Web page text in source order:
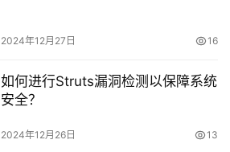
2024年12月27日 16
如何进行Struts漏洞检测以保障系统
安全？
2024年12月26日 13